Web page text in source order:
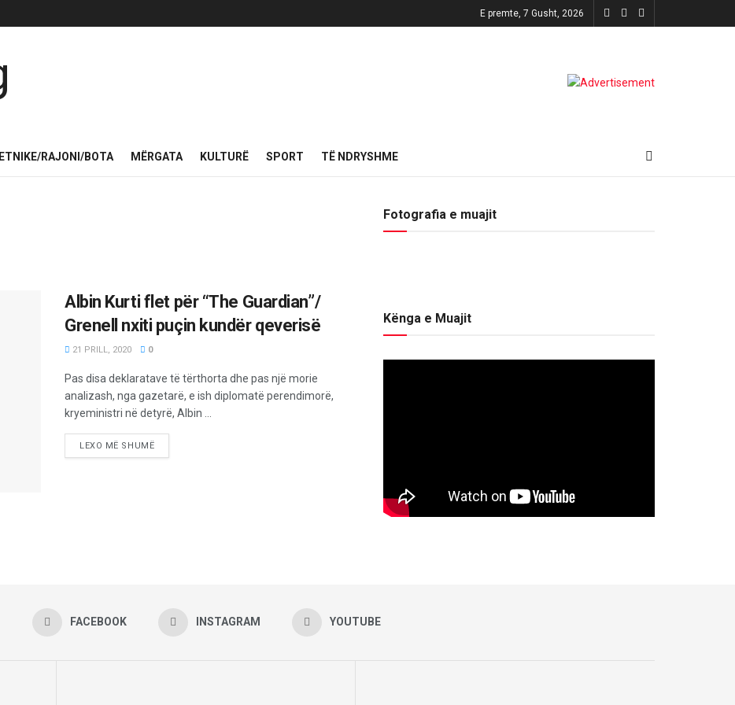
E premte, 7 Gusht, 2026
ETNIKE/RAJONI/BOTA MËRGATA KULTURË SPORT TË NDRYSHME
Albin Kurti flet për “The Guardian”/
Grenell nxiti puçin kundër qeverisë
21 PRILL, 2020 0
Pas disa deklaratave të tërthorta dhe pas një morie
analizash, nga gazetarë, e ish diplomatë perendimorë,
kryeministri në detyrë, Albin ...
LEXO MË SHUMË
Fotografia e muajit
Kënga e Muajit
FACEBOOK INSTAGRAM YOUTUBE